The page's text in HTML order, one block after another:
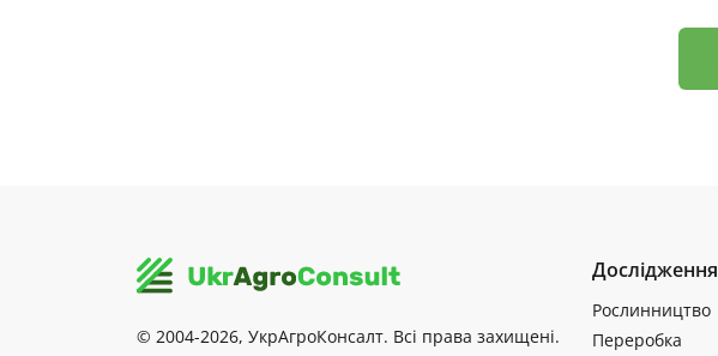
© 2004-2026, УкрАгроКонсалт. Всі права захищені.
Дослідження
Рослинництво
Переробка